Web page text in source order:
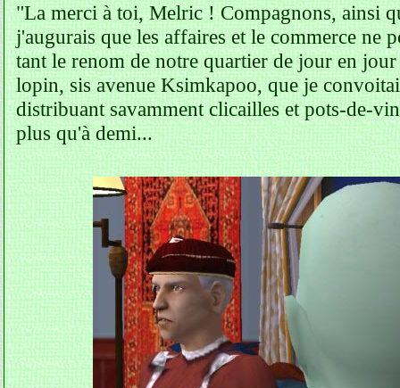
"La merci à toi, Melric ! Compagnons, ainsi
j'augurais que les affaires et le commerce ne
tant le renom de notre quartier de jour en
lopin, sis avenue Ksimkapoo, que je
distribuant savamment clicailles et pots-de-
plus qu'à demi...